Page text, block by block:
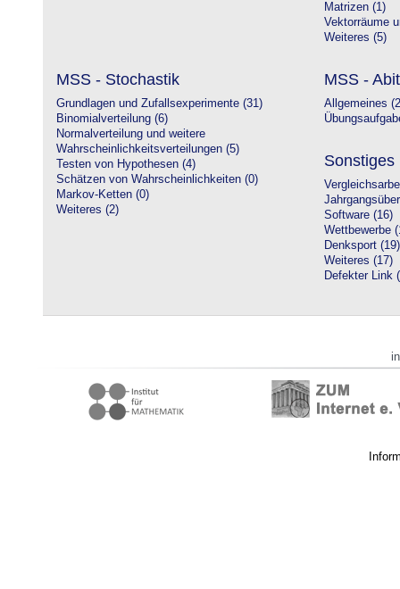
Matrizen (1)
Vektorräume
Weiteres (5)
MSS - Stochastik
Grundlagen und Zufallsexperimente (31)
Binomialverteilung (6)
Normalverteilung und weitere
Wahrscheinlichkeitsverteilungen (5)
Testen von Hypothesen (4)
Schätzen von Wahrscheinlichkeiten (0)
Markov-Ketten (0)
Weiteres (2)
MSS -
Allgemeines
Sonstiges
Software (16)
Wettbewerbe
Denksport (19)
Weiteres (17)
Defekter Link